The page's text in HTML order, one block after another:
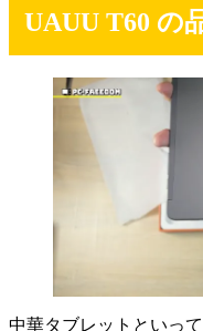
UAUU T60 の
中華タブレットといっ